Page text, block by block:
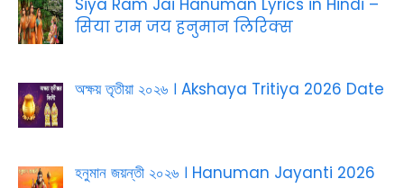
Siya Ram Jai Hanuman Lyrics in Hindi –
सिया राम जय हनुमान लिरिक्स
অক্ষয় তৃতীয়া ২০২৬ । Akshaya Tritiya 2026 Date
হনুমান জয়ন্তী ২০২৬ । Hanuman Jayanti 2026